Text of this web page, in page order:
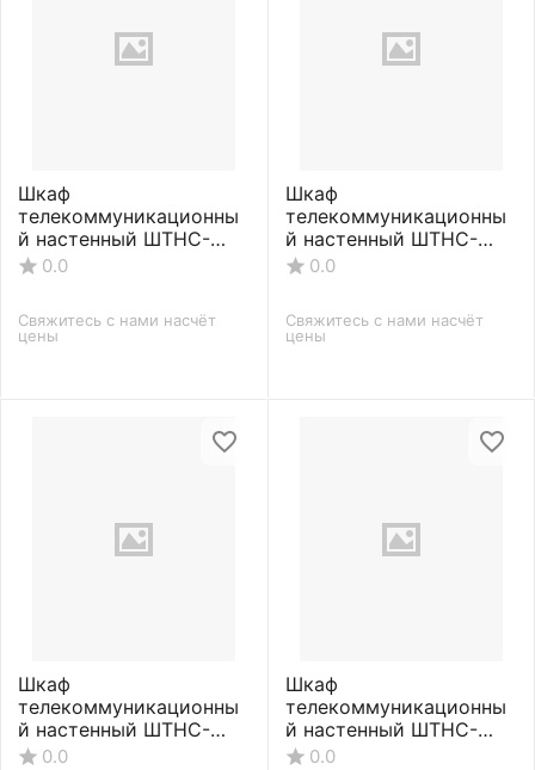
Шкаф
телекоммуникационны
й настенный ШТНС-
С-12U-600-350-П-
0.0
Свяжитесь с нами насчёт
цены
Шкаф
телекоммуникационны
й настенный ШТНС-
С-12U-600-450-П-
0.0
Свяжитесь с нами насчёт
цены
Шкаф
телекоммуникационны
й настенный ШТНС-
С-12U-600-550-П-
0.0
Шкаф
телекоммуникационны
й настенный ШТНС-
С-12U-600-650-П-
0.0